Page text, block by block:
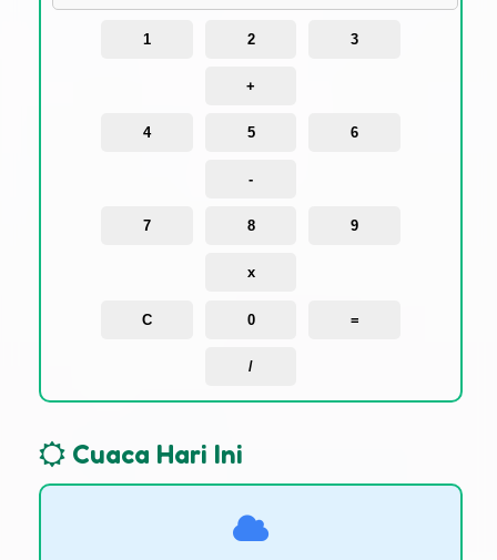
1 2 3
+
4 5 6
-
7 8 9
x
C 0 =
/
Cuaca Hari Ini